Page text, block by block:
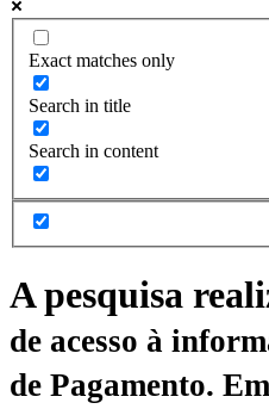
Exact matches only
Search in title
Search in content
A pesquisa
de acesso à
de Pagamento.